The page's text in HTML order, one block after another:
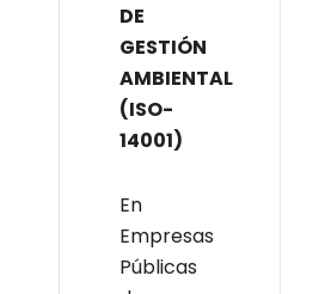
DE
GESTIÓN
AMBIENTAL
(ISO-
14001)
En
Empresas
Públicas